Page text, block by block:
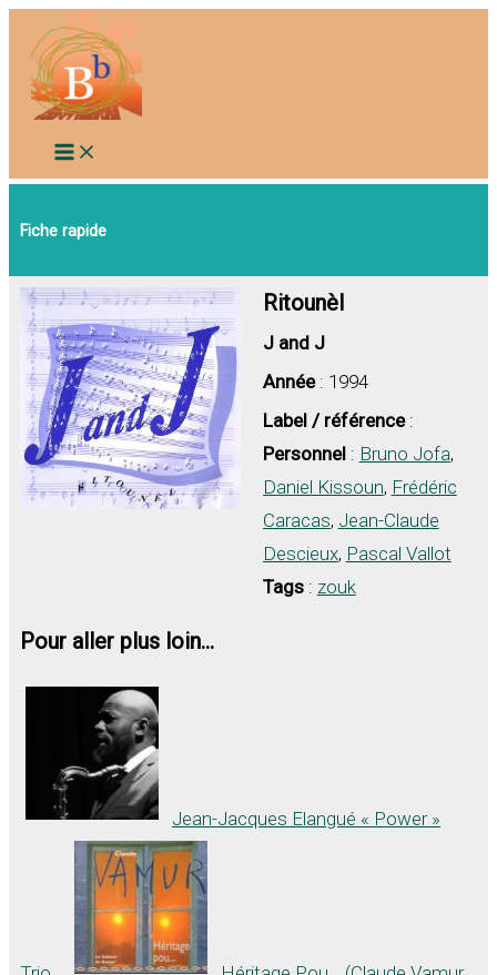
contenu
Fiche rapide
Ritounèl
J and J
Année: 1994
Label / référence:
Personnel : Bruno Jofa,
Daniel Kissoun, Frédéric
Caracas, Jean-Claude
Descieux, Pascal Vallot
Tags: zouk
Pour aller plus loin...
Jean-Jacques Elangué « Power »